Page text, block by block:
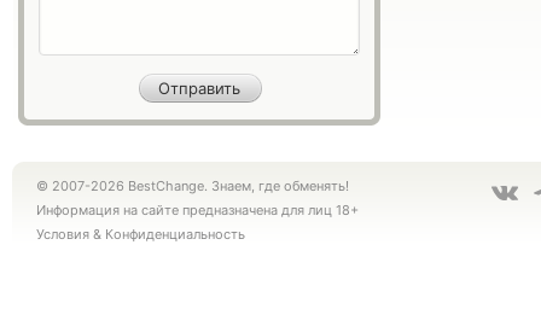
© 2007-2026 BestChange. Знаем, где обменять!
Информация на сайте предназначена для лиц 18+
Условия & Конфиденциальность